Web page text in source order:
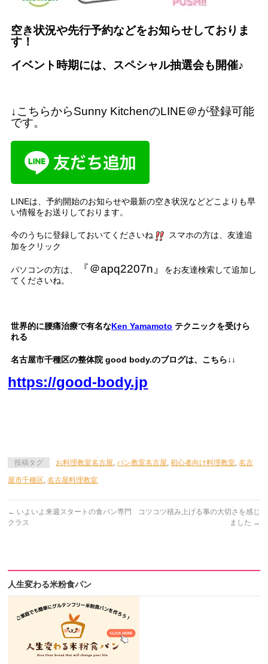
空き状況や先行予約などをお知らせしておりま
す！
イベント時期には、スペシャル抽選会も開催♪
↓ こちらからSunny KitchenのLINE＠が登録可能
です。
LINEは、予約開始のお知らせや最新の空き状況などどこよりも早
い情報をお送りしております。
今のうちに登録しておいてくださいね
スマホの方は、友達追
加をクリック
パソコンの方は、 『＠apq2207n 』
をお友達検索して追加し
てくださいね。
世界的に腰痛治療で有名なKen Yamamoto テクニックを受けら
れる
名古屋市千種区の整体院good body.のブログは、こちら↓↓
https://good-body.jp
投稿タグ お料理教室名古屋 パン教室名古屋 ,初心者向け料理教室 ,名古
屋市千種区 ,名古屋料理教室
← いよいよ来週スタートの食パン専門
クラス
コツコツ積み上げる事の大切さを感じ
ました →
人生変わる米粉食パン